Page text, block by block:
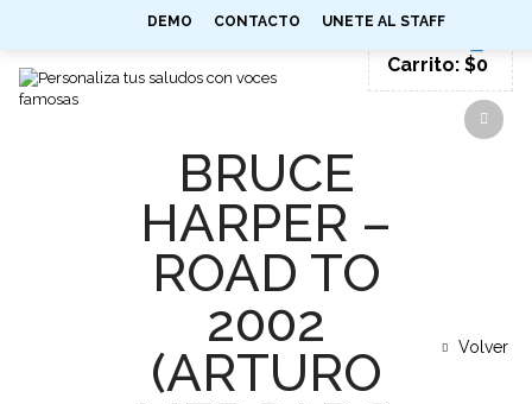
DEMO CONTACTO UNETE AL STAFFSIGN IN
Carrito: $0
BRUCE
HARPER –
ROAD TO
2002
(ARTURO
Volver